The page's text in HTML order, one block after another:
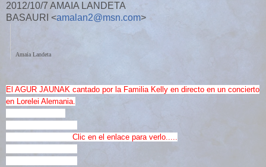
2012/10/7 AMAIA LANDETA
BASAURI <amalan2@msn.com>
Amaia Landeta
El AGUR JAUNAK cantado por la Familia Kelly en directo en un concierto
en Lorelei Alemania.
Clic en el enlace para verlo.....